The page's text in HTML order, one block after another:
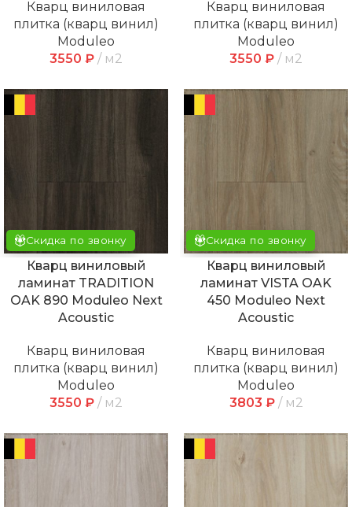
Кварц виниловая
плитка (кварц винил)
Moduleo
3550 ₽ м2
Кварц виниловая
плитка (кварц винил)
Moduleo
3550 ₽ м2
Скидка по звонку
Кварц виниловый
ламинат TRADITION
OAK 890 Moduleo Next
Acoustic
Кварц виниловая
плитка (кварц винил)
Moduleo
3550 ₽ м2
Скидка по звонку
Кварц виниловый
ламинат VISTA OAK
450 Moduleo Next
Acoustic
Кварц виниловая
плитка (кварц винил)
Moduleo
3803 ₽ м2